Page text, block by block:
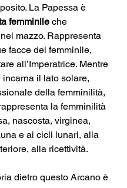
La Papessa è
femminile che
mazzo. Rappresenta
facce del femminile,
all’Imperatrice. Mentre
incarna il lato solare,
della femminilità,
la femminilità
nascosta, virginea,
e ai cicli lunari, alla
alla ricettività.
dietro questo Arcano è